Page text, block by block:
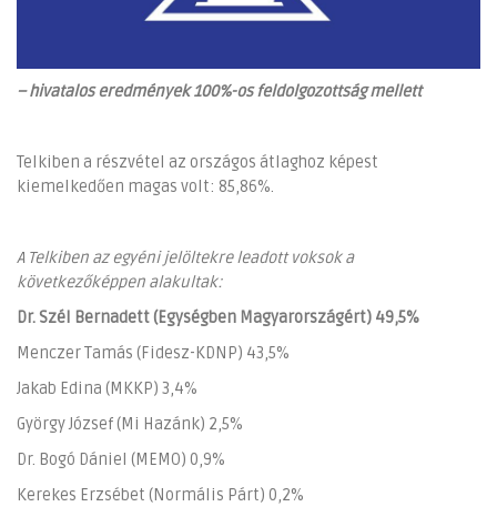
– hivatalos eredmények 100%-os feldolgozottság mellett
Telkiben a részvétel az országos átlaghoz képest
kiemelkedően magas volt: 85,86%.
A Telkiben az egyéni jelöltekre leadott voksok a
következőképpen alakultak:
Dr. Szél Bernadett (Egységben Magyarországért) 49,5%
Menczer Tamás (Fidesz-KDNP) 43,5%
Jakab Edina (MKKP) 3,4%
György József (Mi Hazánk) 2,5%
Dr. Bogó Dániel (MEMO) 0,9%
Kerekes Erzsébet (Normális Párt) 0,2%